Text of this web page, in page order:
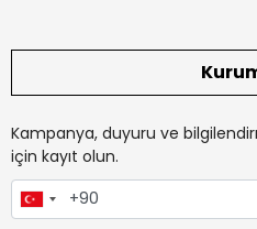
Kampanya, duyuru ve
için kayıt olun.